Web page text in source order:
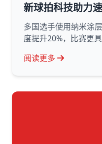
新球拍科技助力
多国选手使用纳米涂
度提升20%，比赛更具
阅读更多